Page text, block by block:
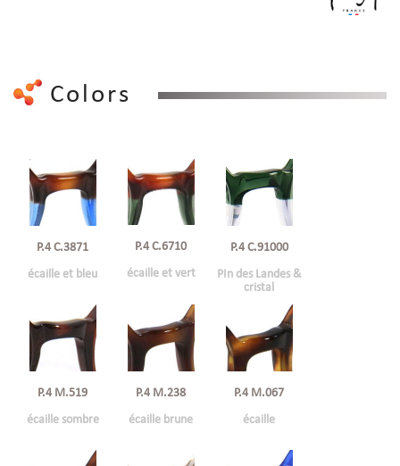
Colors
P.4 C.3871
écaille et bleu
P.4 C.6710
écaille et vert
P.4 C.91000
PIn des Landes &
cristal
P.4 M.519
écaille sombre
P.4 M.238
écaille brune
P.4 M.067
écaille